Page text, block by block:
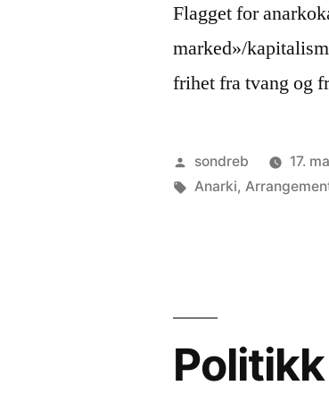
Flagget for
marked»/
frihet fra tvang og
Publisert
av
sondreb 17.
Stikkord:
Anarki,